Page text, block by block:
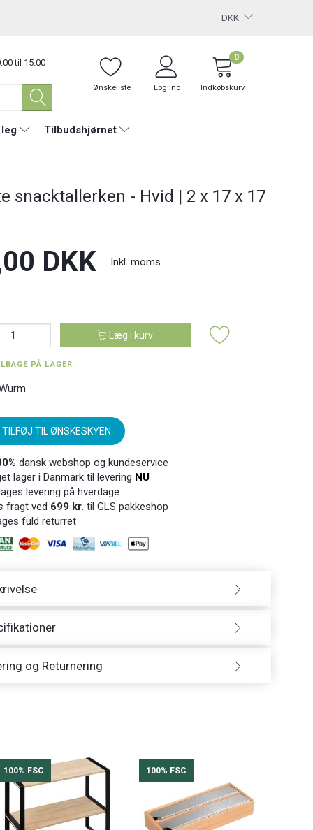
DKK
til 15.00
Ønskeliste Log ind Indkøbskurv
0
Tilbudshjørnet
snacktallerken - Hvid | 2 x 17 x 17
DKK Inkl. moms
Læg i kurv
PÅ LAGER
TILFØJ TIL ØNSKESKYEN
dansk webshop og kundeservice
lager i Danmark til levering NU
levering på hverdage
fragt ved 699 kr. til GLS pakkeshop
fuld returret
og Returnering
100% FSC 100% FSC